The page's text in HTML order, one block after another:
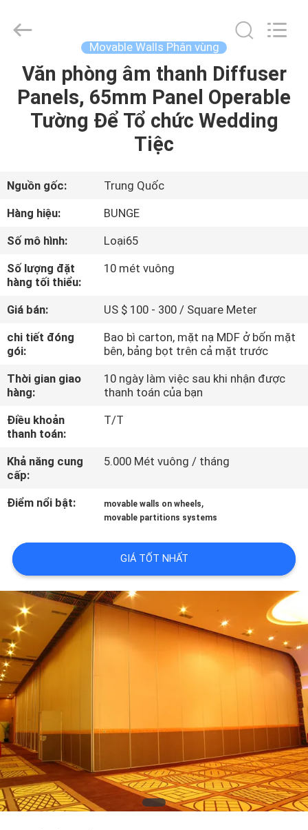
TRANG
CHỦ
PHẨM
VỀ
TÔI
QUAN
NHÀ
MÁY
KIỂM
SOÁT
CHẤT
LƯỢNG
LIÊN
HỆ
CHÚNG
TÔI
TIN
TỨC
YÊU
CẦU
BÁO
GIÁ
Material
Industrial
Reserved.
Movable Walls Phân vùng
Văn phòng âm thanh Diffuser
Panels, 65mm Panel Operable
Tường Để Tổ chức Wedding
Tiệc
Nguồn gốc:
Trung Quốc
Hàng hiệu:
BUNGE
Số mô hình:
Loại65
Số lượng đặt
hàng tối thiểu:
10 mét vuông
Giá bán:
US $ 100 - 300 / Square Meter
chi tiết đóng
gói:
Bao bì carton, mặt nạ MDF ở bốn mặt
bên, bảng bọt trên cả mặt trước
Thời gian giao
hàng:
10 ngày làm việc sau khi nhận được
thanh toán của bạn
Điều khoản
thanh toán:
T/T
Khả năng cung
cấp:
5.000 Mét vuông / tháng
Điểm nổi bật: movable walls on wheels,
movable partitions systems
GIÁ TỐT NHẤT